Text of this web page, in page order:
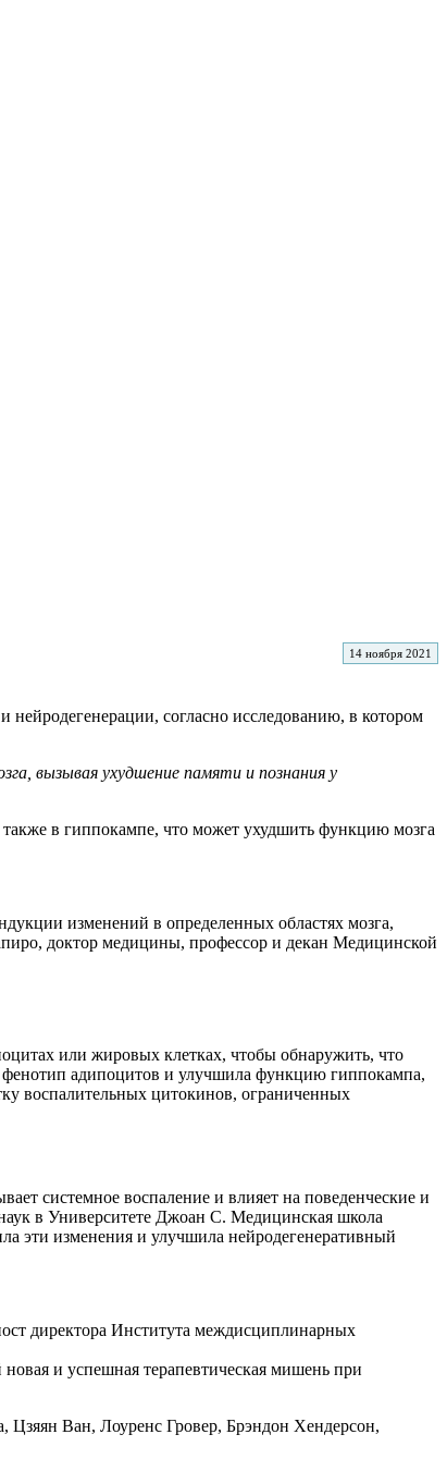
14 ноября 2021
согласно исследованию, в котором
вызывая ухудшение памяти и познания у
в гиппокампе, что может ухудшить функцию мозга
изменений в определенных областях мозга,
доктор медицины, профессор и декан Медицинской
или жировых клетках, чтобы обнаружить, что
адипоцитов и улучшила функцию гиппокампа,
воспалительных цитокинов, ограниченных
системное воспаление и влияет на поведенческие и
в Университете Джоан С. Медицинская школа
эти изменения и улучшила нейродегенеративный
директора Института междисциплинарных
и успешная терапевтическая мишень при
Ван, Лоуренс Гровер, Брэндон Хендерсон,